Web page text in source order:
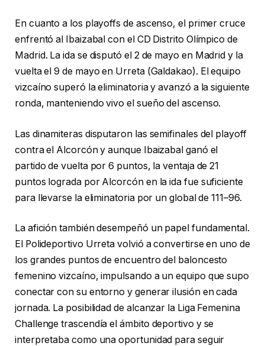
En cuanto a los playoffs de ascenso, el primer cruce
enfrentó al Ibaizabal con el CD Distrito Olímpico de
Madrid. La ida se disputó el 2 de mayo en Madrid y la
vuelta el 9 de mayo en Urreta (Galdakao). El equipo
vizcaíno superó la eliminatoria y avanzó a la siguiente
ronda, manteniendo vivo el sueño del ascenso.
Las dinamiteras disputaron las semifinales del playoff
contra el Alcorcón y aunque Ibaizabal ganó el
partido de vuelta por 6 puntos, la ventaja de 21
puntos lograda por Alcorcón en la ida fue suficiente
para llevarse la eliminatoria por un global de 111–96.
La afición también desempeñó un papel fundamental.
El Polideportivo Urreta volvió a convertirse en uno de
los grandes puntos de encuentro del baloncesto
femenino vizcaíno, impulsando a un equipo que supo
conectar con su entorno y generar ilusión en cada
jornada. La posibilidad de alcanzar la Liga Femenina
Challenge trascendía el ámbito deportivo y se
interpretaba como una oportunidad para seguir